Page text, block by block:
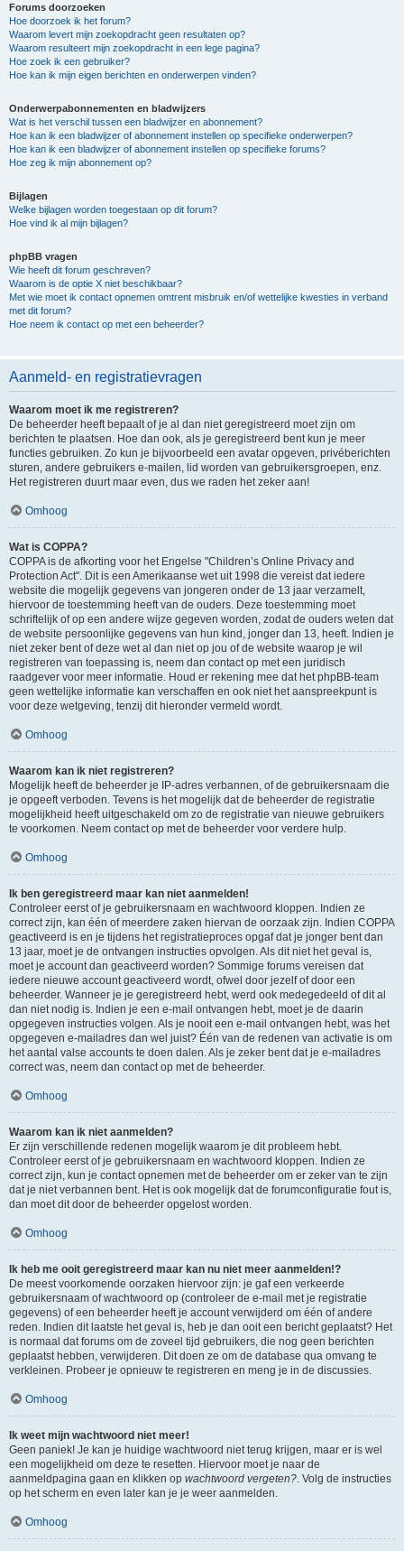
Forums doorzoeken
Hoe doorzoek ik het forum?
Waarom levert mijn zoekopdracht geen resultaten op?
Waarom resulteert mijn zoekopdracht in een lege pagina?
Hoe zoek ik een gebruiker?
Hoe kan ik mijn eigen berichten en onderwerpen vinden?
Onderwerpabonnementen en bladwijzers
Wat is het verschil tussen een bladwijzer en abonnement?
Hoe kan ik een bladwijzer of abonnement instellen op specifieke onderwerpen?
Hoe kan ik een bladwijzer of abonnement instellen op specifieke forums?
Hoe zeg ik mijn abonnement op?
Bijlagen
Welke bijlagen worden toegestaan op dit forum?
Hoe vind ik al mijn bijlagen?
phpBB vragen
Wie heeft dit forum geschreven?
Waarom is de optie X niet beschikbaar?
Met wie moet ik contact opnemen omtrent misbruik en/of wettelijke kwesties in verband
met dit forum?
Hoe neem ik contact op met een beheerder?
Aanmeld- en registratievragen
Waarom moet ik me registreren?
De beheerder heeft bepaalt of je al dan niet geregistreerd moet zijn om
berichten te plaatsen. Hoe dan ook, als je geregistreerd bent kun je meer
functies gebruiken. Zo kun je bijvoorbeeld een avatar opgeven, privéberichten
sturen, andere gebruikers e-mailen, lid worden van gebruikersgroepen, enz.
Het registreren duurt maar even, dus we raden het zeker aan!
Omhoog
Wat is COPPA?
COPPA is de afkorting voor het Engelse "Children’s Online Privacy and
Protection Act". Dit is een Amerikaanse wet uit 1998 die vereist dat iedere
website die mogelijk gegevens van jongeren onder de 13 jaar verzamelt,
hiervoor de toestemming heeft van de ouders. Deze toestemming moet
schriftelijk of op een andere wijze gegeven worden, zodat de ouders weten dat
de website persoonlijke gegevens van hun kind, jonger dan 13, heeft. Indien je
niet zeker bent of deze wet al dan niet op jou of de website waarop je wil
registreren van toepassing is, neem dan contact op met een juridisch
raadgever voor meer informatie. Houd er rekening mee dat het phpBB-team
geen wettelijke informatie kan verschaffen en ook niet het aanspreekpunt is
voor deze wetgeving, tenzij dit hieronder vermeld wordt.
Omhoog
Waarom kan ik niet registreren?
Mogelijk heeft de beheerder je IP-adres verbannen, of de gebruikersnaam die
je opgeeft verboden. Tevens is het mogelijk dat de beheerder de registratie
mogelijkheid heeft uitgeschakeld om zo de registratie van nieuwe gebruikers
te voorkomen. Neem contact op met de beheerder voor verdere hulp.
Omhoog
Ik ben geregistreerd maar kan niet aanmelden!
Controleer eerst of je gebruikersnaam en wachtwoord kloppen. Indien ze
correct zijn, kan één of meerdere zaken hiervan de oorzaak zijn. Indien COPPA
geactiveerd is en je tijdens het registratieproces opgaf dat je jonger bent dan
13 jaar, moet je de ontvangen instructies opvolgen. Als dit niet het geval is,
moet je account dan geactiveerd worden? Sommige forums vereisen dat
iedere nieuwe account geactiveerd wordt, ofwel door jezelf of door een
beheerder. Wanneer je je geregistreerd hebt, werd ook medegedeeld of dit al
dan niet nodig is. Indien je een e-mail ontvangen hebt, moet je de daarin
opgegeven instructies volgen. Als je nooit een e-mail ontvangen hebt, was het
opgegeven e-mailadres dan wel juist? Één van de redenen van activatie is om
het aantal valse accounts te doen dalen. Als je zeker bent dat je e-mailadres
correct was, neem dan contact op met de beheerder.
Omhoog
Waarom kan ik niet aanmelden?
Er zijn verschillende redenen mogelijk waarom je dit probleem hebt.
Controleer eerst of je gebruikersnaam en wachtwoord kloppen. Indien ze
correct zijn, kun je contact opnemen met de beheerder om er zeker van te zijn
dat je niet verbannen bent. Het is ook mogelijk dat de forumconfiguratie fout is,
dan moet dit door de beheerder opgelost worden.
Omhoog
Ik heb me ooit geregistreerd maar kan nu niet meer aanmelden!?
De meest voorkomende oorzaken hiervoor zijn: je gaf een verkeerde
gebruikersnaam of wachtwoord op (controleer de e-mail met je registratie
gegevens) of een beheerder heeft je account verwijderd om één of andere
reden. Indien dit laatste het geval is, heb je dan ooit een bericht geplaatst? Het
is normaal dat forums om de zoveel tijd gebruikers, die nog geen berichten
geplaatst hebben, verwijderen. Dit doen ze om de database qua omvang te
verkleinen. Probeer je opnieuw te registreren en meng je in de discussies.
Omhoog
Ik weet mijn wachtwoord niet meer!
Geen paniek! Je kan je huidige wachtwoord niet terug krijgen, maar er is wel
een mogelijkheid om deze te resetten. Hiervoor moet je naar de
aanmeldpagina gaan en klikken op wachtwoord vergeten?. Volg de instructies
op het scherm en even later kan je je weer aanmelden.
Omhoog